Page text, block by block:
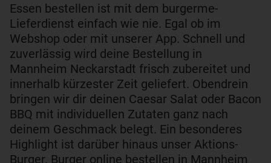
Essen bestellen ist mit dem burgerme-
Lieferdienst einfach wie nie. Egal ob im
Webshop oder mit unserer App. Schnell und
zuverlässig wird deine Bestellung in
Mannheim Neckarstadt frisch zubereitet und
innerhalb kürzester Zeit geliefert. Obendrein
bringen wir dir deinen Caesar Salat oder Bacon
BBQ mit individuellen Zutaten ganz nach
deinem Geschmack belegt. Ein besonderes
Highlight ist darüber hinaus unser Aktions-
Burger. Burger online bestellen in Mannheim